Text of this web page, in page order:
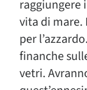
raggiungere
vita di mare.
per
finanche
vetri.